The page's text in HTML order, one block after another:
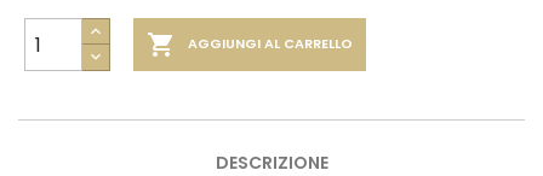
 AGGIUNGI AL CARRELLO
DESCRIZIONE